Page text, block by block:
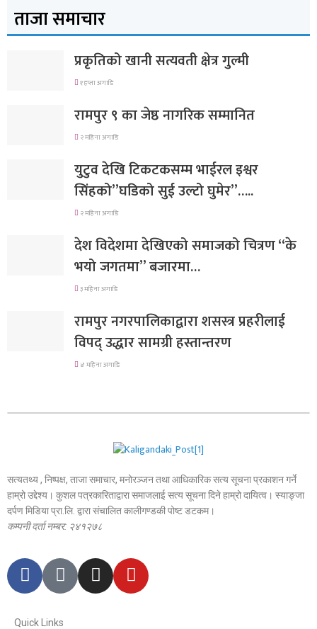
ताजा समाचार
प्रकृतिको खानी सत्यवती क्षेत्र गुल्मी
१ हप्ता अगाडि
रामपुर ९ का जेष्ठ नागरिक सम्मानित
२ महिना अगाडि
युटुव देखि टिकटकसम्म भाईरल इश्वर
सिंहको”घडिको सुई उल्टो घुमेर”…..
२ महिना अगाडि
देश विदेशमा देखिएको समाजको चित्रण “के
भयो जगतमा” बजारमा…
३ महिना अगाडि
रामपुर नगरपालिकाद्वारा शसस्त्र प्रहरीलाई
विपद् उद्धार सामग्री हस्तान्तरण
४ महिना अगाडि
सत्यतथ्य , निष्पक्ष, ताजा समाचार, मनोरञ्जन तथा आधिकारिक सत्य सूचना प्रकाशन गर्ने
हाम्रो उद्देश्य। कुशल पत्रकारिताद्वारा समाजलाई सत्य सूचना दिने हाम्रो दायित्व। स्याङ्जा
दर्पण मिडिया प्रा.लि. द्वारा संचालित कालीगण्डकी पोष्ट डटकम।
कम्पनी दर्ता नम्बर: २४१२७८
Quick Links